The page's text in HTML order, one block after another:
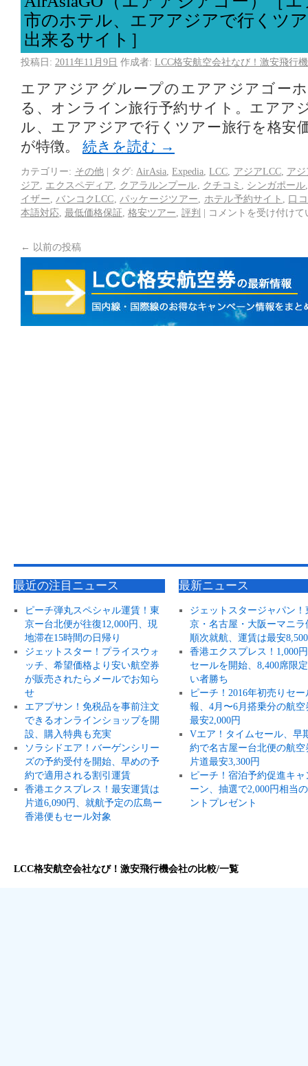
市のホテル、エアアジアで行くツ
出来るサイト］
投稿日: 2011年11月9日 作成者: LCC格安航空会社なび！激安飛行
エアアジアグループのエアアジアゴー
る、オンライン旅行予約サイト。エアア
ル、エアアジアで行くツアー旅行を格安
が特徴。 続きを読む →
カテゴリー: その他 | タグ: AirAsia ,Expedia ,LCC アジアLCC, ア
ジア
エクスペディア クアラルンプール クチコミ シンガポール
イザー
バンコクLCC パッケージツアー ホテル予約サイト
口
本語対応 最低価格保証 格安ツアー 評判 | コメントを受け付けて
← 以前の投稿
最近の注目ニュース
ピーチ弾丸スペシャル運賃！東
京ー台北便が往復12,000円、現
地滞在15時間の日帰り
ジェットスター！プライスウォ
ッチ、希望価格より安い航空券
が販売されたらメールでお知ら
せ
エアプサン！免税品を事前注文
できるオンラインショップを開
設、購入特典も充実
ソラシドエア！バーゲンシリー
ズの予約受付を開始、早めの予
約で適用される割引運賃
香港エクスプレス！最安運賃は
片道6,090円、就航予定の広島ー
香港便もセール対象
最新ニュース
ジェットスタージャパン！
京・名古屋・大阪ーマニラ
順次就航、運賃は最安
香港エクスプレス！1,000
セールを開始、8,400席限
い者勝ち
ピーチ！2016年初売りセー
報、4月〜6月搭乗分の航空
最安2,000円
Vエア！タイムセール、早
約で名古屋ー台北便の航空
片道最安3,300円
ピーチ！宿泊予約促進キャ
ーン、抽選で2,000円相当
ントプレゼント
LCC格安航空会社なび！激安飛行機会社の比較/一覧